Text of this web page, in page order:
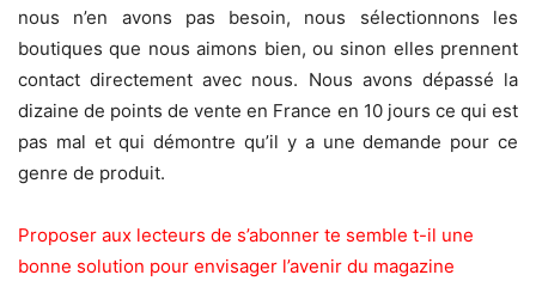
nous n’en avons pas besoin, nous sélectionnons les
boutiques que nous aimons bien, ou sinon elles prennent
contact directement avec nous. Nous avons dépassé la
dizaine de points de vente en France en 10 jours ce qui est
pas mal et qui démontre qu’il y a une demande pour ce
genre de produit.
Proposer aux lecteurs de s’abonner te semble t-il une
bonne solution pour envisager l’avenir du magazine